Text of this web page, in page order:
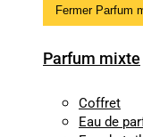
Fermer Parfum
Parfum mixte
Coffret
Eau de